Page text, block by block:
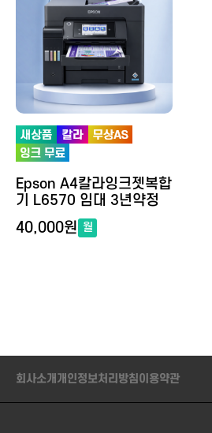
Epson A4칼라잉크젯복합
기 L6570 임대 3년약정
40,000원 월
회사소개 개인정보처리방침이용약관